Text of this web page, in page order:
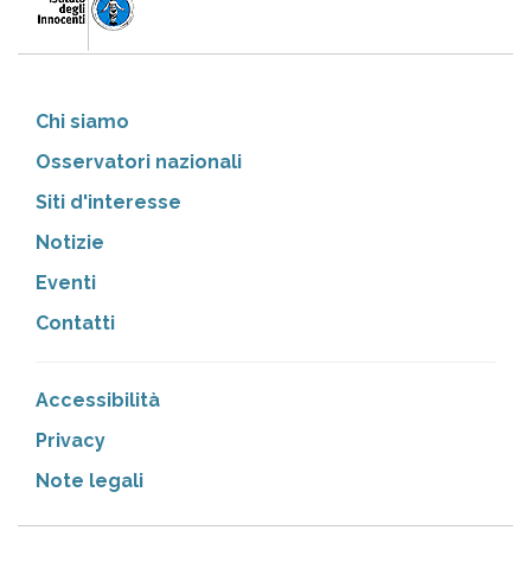
Chi siamo
Osservatori nazionali
Siti d'interesse
Notizie
Eventi
Contatti
Accessibilità
Privacy
Note legali